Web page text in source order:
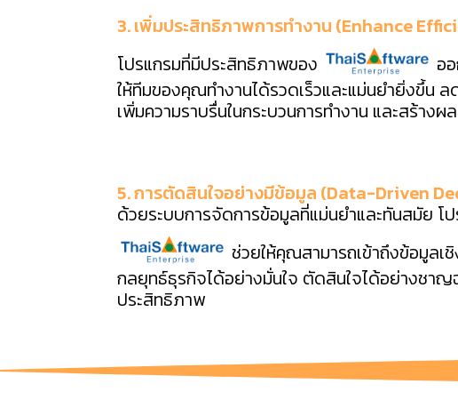
3. เพิ่มประสิทธิภาพการทำงาน (Enhance
โปรแกรมที่มีประสิทธิภาพของ
อ
ให้ทีมของคุณทำงานได้รวดเร็วและแม่นยำยิ่งขึ้น
เพิ่มความราบรื่นในกระบวนการทำงาน และสร้าง
5. การตัดสินใจอย่างมีข้อมูล (Data-Driven
ด้วยระบบการจัดการข้อมูลที่แม่นยำและทันสมัย โ
ช่วยให้คุณสามารถเข้าถึงข้อมูลเ
กลยุทธ์ธุรกิจได้อย่างมั่นใจ ตัดสินใจได้อย่างชาญ
ประสิทธิภาพ